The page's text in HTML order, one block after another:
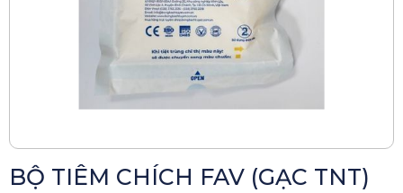
BỘ TIÊM CHÍCH FAV (GẠC TNT)